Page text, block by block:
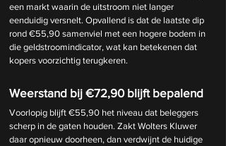
een markt waarin de uitstroom niet langer
eenduidig versnelt. Opvallend is dat de laatste dip
rond €55,90 samenviel met een hogere bodem in
die geldstroomindicator, wat kan betekenen dat
kopers voorzichtig terugkeren.
Weerstand bij €72,90 blijft bepalend
Voorlopig blijft €55,90 het niveau dat beleggers
scherp in de gaten houden. Zakt Wolters Kluwer
daar opnieuw doorheen, dan verdwijnt de huidige